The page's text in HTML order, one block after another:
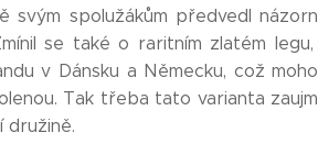
spolužákům předvedl
se také o raritním zlatém
v Dánsku a Německu, což
Tak třeba tato varianta
družině.